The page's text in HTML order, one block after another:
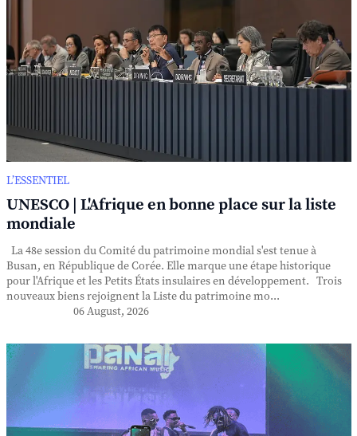
L’ESSENTIEL
UNESCO | L'Afrique en bonne place sur la liste
mondiale
La 48e session du Comité du patrimoine mondial s'est tenue à
Busan, en République de Corée. Elle marque une étape historique
pour l'Afrique et les Petits États insulaires en développement. Trois
nouveaux biens rejoignent la Liste du patrimoine mo...
06 August, 2026